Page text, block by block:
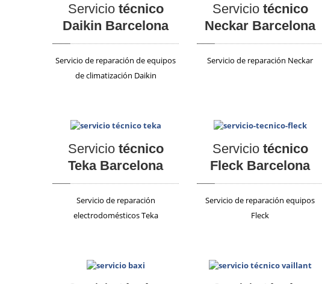
Serviciotécnico
Daikin Barcelona
Servicio de reparación de equipos
de climatización Daikin
Serviciotécnico
Neckar Barcelona
Servicio de reparación Neckar
Serviciotécnico
Teka Barcelona
Servicio de reparación
electrodomésticos Teka
Serviciotécnico
Fleck Barcelona
Servicio de reparación equipos
Fleck